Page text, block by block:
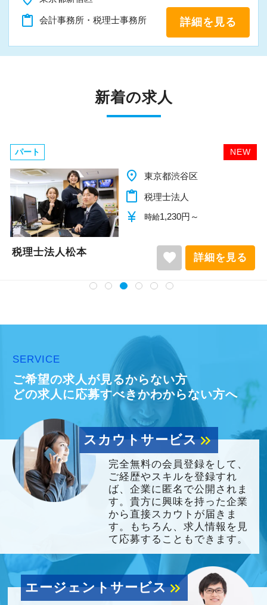
content_paste 会計事務所・税理士事務所 詳細を見る
新着の求人
NEW
パート
place 東京都渋谷区
content_paste 税理士法人
currency_yen 時給1,230円～
税理士法人松本 favorite 詳細を見る
SERVICE
ご希望の求人が見るからない方
どの求人に応募すべきかわからない方へ
スカウトサービスkeyboard_double_arrow_right
完全無料の会員登録をして、
ご経歴やスキルを登録すれ
ば、企業に匿名で公開されま
す。貴方に興味を持った企業
から直接スカウトが届きま
す。もちろん、求人情報を見
て応募することもできます。
エージェントサービスkeyboard_double_arrow_right